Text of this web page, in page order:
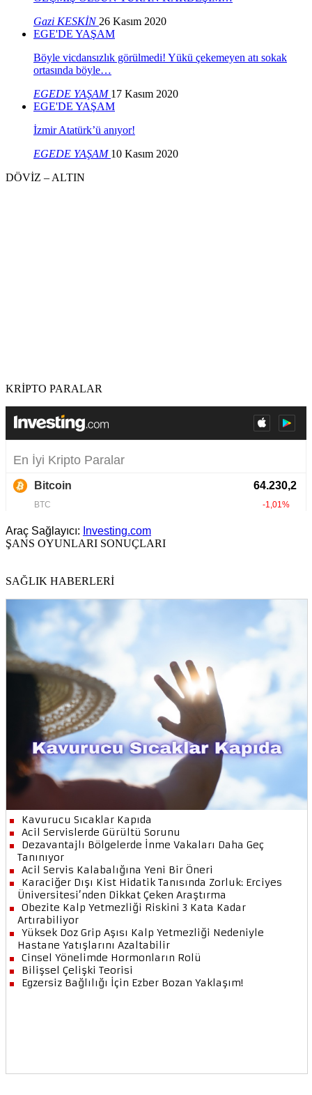
Gazi KESKİN 26 Kasım 2020
EGE'DE YAŞAM
Böyle vicdansızlık görülmedi! Yükü çekemeyen atı sokak
ortasında böyle…
EGEDE YAŞAM 17 Kasım 2020
EGE'DE YAŞAM
İzmir Atatürk’ü anıyor!
EGEDE YAŞAM 10 Kasım 2020
DÖVİZ – ALTIN
KRİPTO PARALAR
Araç Sağlayıcı: Investing.com
ŞANS OYUNLARI SONUÇLARI
SAĞLIK HABERLERİ